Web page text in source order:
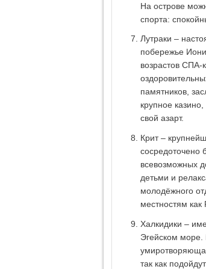
На острове
спорта:
Лутраки –
побережье
возрастов СПА-
памятников,
крупное
свой азарт.
Крит –
сосредоточено
всевозможных
детьми и
молодёжного
местностям
Халкидики –
Эгейском море.
так как